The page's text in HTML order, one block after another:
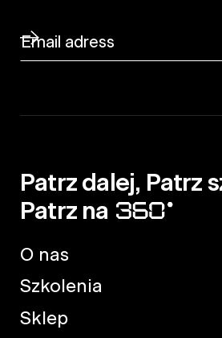
Patrz dalej, Patrz
Patrz na
O nas
Szkolenia
Sklep